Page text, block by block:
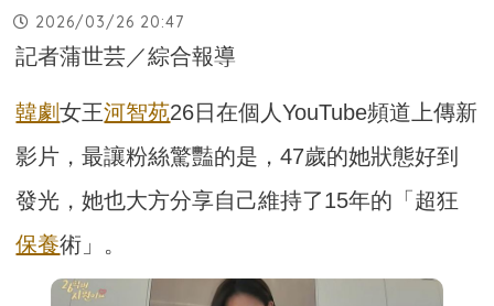
2026/03/26 20:47
記者蒲世芸／綜合報導
韓劇女王河智苑26日在個人YouTube頻道上傳新
影片，最讓粉絲驚豔的是，47歲的她狀態好到
發光，她也大方分享自己維持了15年的「超狂
保養術」。